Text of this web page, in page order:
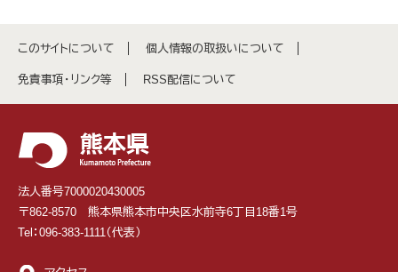
このサイトについて 個人情報の取扱いについて
免責事項・リンク等 RSS配信について
法人番号7000020430005
〒862-8570 熊本県熊本市中央区水前寺6丁目18番1号
Tel：096-383-1111（代表）